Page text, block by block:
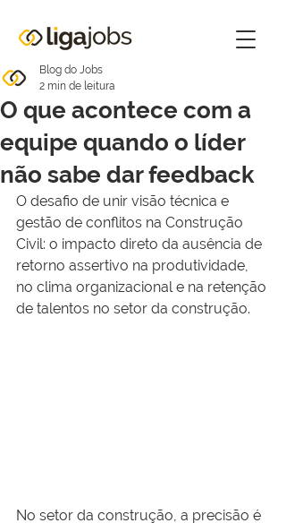
O que acontece com a
equipe quando o líder
não sabe dar feedback
Blog do Jobs
2 min de leitura
O desafio de unir visão técnica e
gestão de conflitos na Construção
Civil: o impacto direto da ausência de
retorno assertivo na produtividade,
no clima organizacional e na retenção
de talentos no setor da construção.
No setor da construção, a precisão é